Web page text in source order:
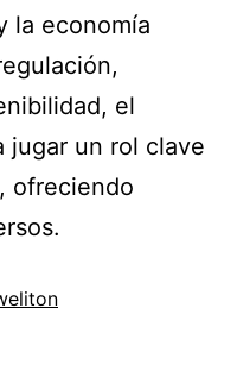
la economía
el
jugar un rol clave
ofreciendo